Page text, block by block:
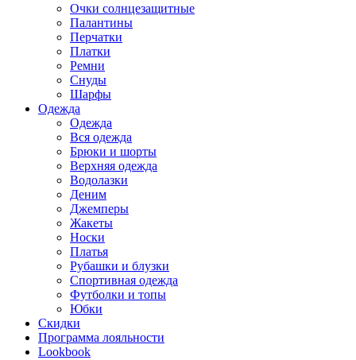
Очки солнцезащитные
Палантины
Перчатки
Платки
Ремни
Снуды
Шарфы
Одежда
Одежда
Вся одежда
Брюки и шорты
Верхняя одежда
Водолазки
Деним
Джемперы
Жакеты
Носки
Платья
Рубашки и блузки
Спортивная одежда
Футболки и топы
Юбки
Скидки
Программа лояльности
Lookbook